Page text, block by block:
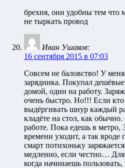
брехня, они удобны тем что
не тыркать провод
Иван Ушаков:
16 сентября 2015 в 07:03
Совсем не баловство! У
зарядника. Покупал
домой, один на работу.
очень быстро. Но!!! Если кто
выдёргивать шнур каждый
кладёте на стол, как
работе. Пока едешь в метро,
времени уходит, а так вроде
смарт потихоньку
медленно, если честно… Для
когда начинаешь